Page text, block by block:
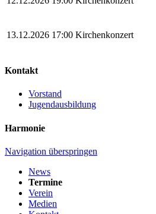
13.12.2026 17:00 Kirchenkonzert
Kontakt
Vorstand
Jugendausbildung
Harmonie
Navigation überspringen
News
Termine
Verein
Medien